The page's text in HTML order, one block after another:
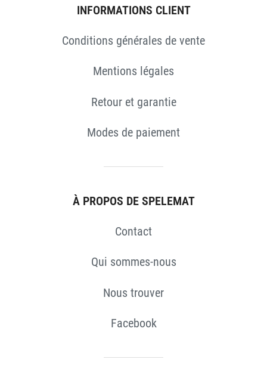
INFORMATIONS CLIENT
Conditions générales de vente
Mentions légales
Retour et garantie
Modes de paiement
À PROPOS DE SPELEMAT
Contact
Qui sommes-nous
Nous trouver
Facebook